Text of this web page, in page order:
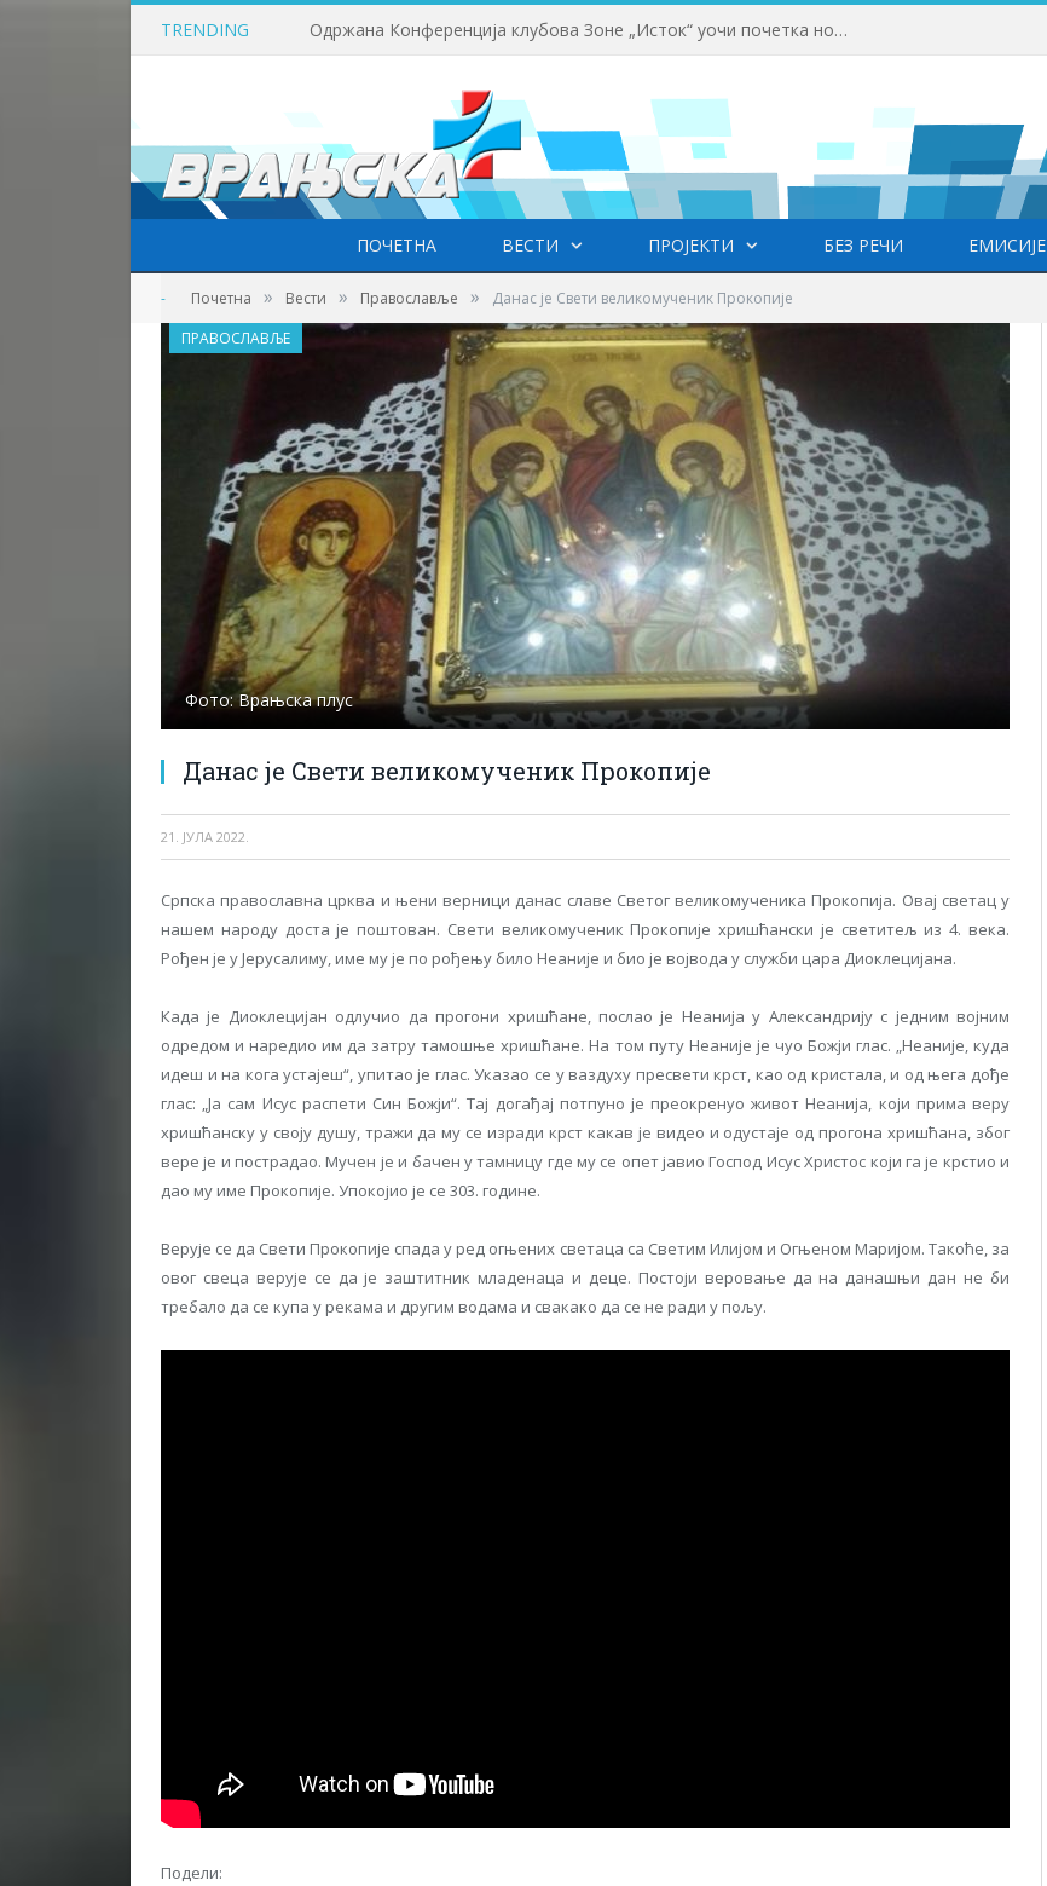
TRENDING Одржана Конференција клубова Зоне „Исток“ уочи почетка нове сезоне
ПОЧЕТНА ВЕСТИ ПРОЈЕКТИ БЕЗ РЕЧИ ЕМИСИЈЕ
- Почетна » Вести » Православље » Данас је Свети великомученик Прокопије
Фото: Врањска плус
Данас је Свети великомученик Прокопије
21. ЈУЛА 2022.
ПРАВОСЛАВЉЕ
Српска православна црква и њени верници данас славе Светог великомученика Прокопија. Овај светац у
нашем народу доста је поштован. Свети великомученик Прокопије хришћански је светитељ из 4. века.
Рођен је у Јерусалиму, име му је по рођењу било Неаније и био је војвода у служби цара Диоклецијана.
Када је Диоклецијан одлучио да прогони хришћане, послао је Неанија у Александрију с једним војним
одредом и наредио им да затру тамошње хришћане. На том путу Неаније је чуо Божји глас. „Неаније, куда
идеш и на кога устајеш“, упитао је глас. Указао се у ваздуху пресвети крст, као од кристала, и од њега дође
глас: „Ја сам Исус распети Син Божји“. Тај догађај потпуно је преокренуо живот Неанија, који прима веру
хришћанску у своју душу, тражи да му се изради крст какав је видео и одустаје од прогона хришћана, због
вере је и пострадао. Мучен је и бачен у тамницу где му се опет јавио Господ Исус Христос који га је крстио и
дао му име Прокопије. Упокојио је се 303. године.
Верује се да Свети Прокопије спада у ред огњених светаца са Светим Илијом и Огњеном Маријом. Такоће, за
овог свеца верује се да је заштитник младенаца и деце. Постоји веровање да на данашњи дан не би
требало да се купа у рекама и другим водама и свакако да се не ради у пољу.
Подели: